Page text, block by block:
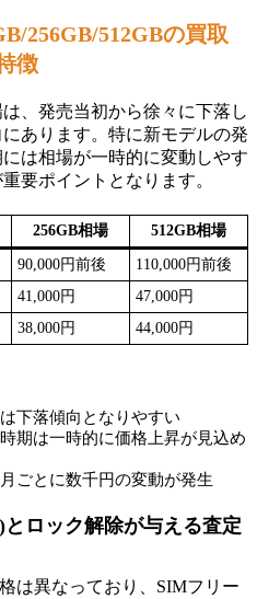
256GB/512GBの買取
徴
、発売当初から徐々に下落し
あります。特に新モデルの発
は相場が一時的に変動しやす
要ポイントとなります。
256GB相場 512GB相場
90,000円前後
110,000円前後
41,000円
47,000円
38,000円 44,000円
下落傾向となりやすい
期は一時的に価格上昇が見込め
ごとに数千円の変動が発生
ロック解除が与える査定
は異なっており、SIMフリー